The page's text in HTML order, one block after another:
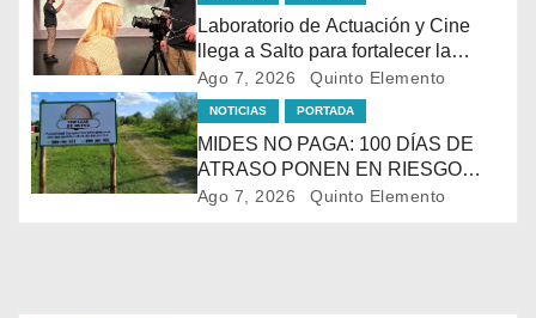
Laboratorio de Actuación y Cine
llega a Salto para fortalecer la
formación audiovisual en el norte
del país
Ago 7, 2026 Quinto Elemento
NOTICIAS PORTADA
MIDES NO PAGA: 100 DÍAS DE
ATRASO PONEN EN RIESGO
LACONTINUIDAD DE
Ago 7, 2026 Quinto Elemento